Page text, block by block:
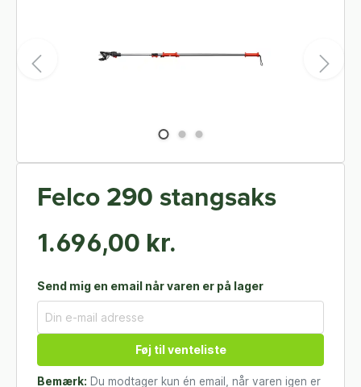
Felco 290 stangsaks
1.696,00 kr.
Send mig en email når varen er på lager
Føj til venteliste
Bemærk: Du modtager kun én email, når varen igen er